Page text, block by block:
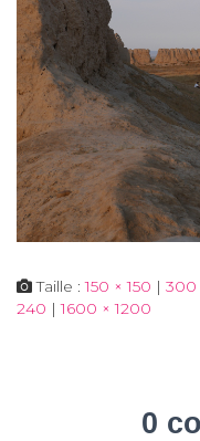
Taille :150 × 150 | 300
240 | 1600 × 1200
0